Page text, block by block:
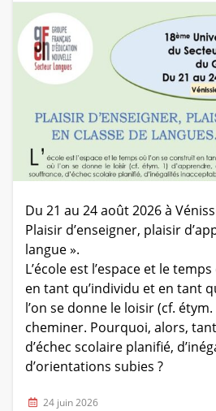
Du 21 au 24 août 2026 à
Plaisir d’enseigner, plaisir
langue ».
L’école est l’espace et le
en tant qu’individu et en tant
l’on se donne le loisir (cf.
cheminer. Pourquoi, alors,
d’échec scolaire planifié,
d’orientations subies ?
24 juin 2026